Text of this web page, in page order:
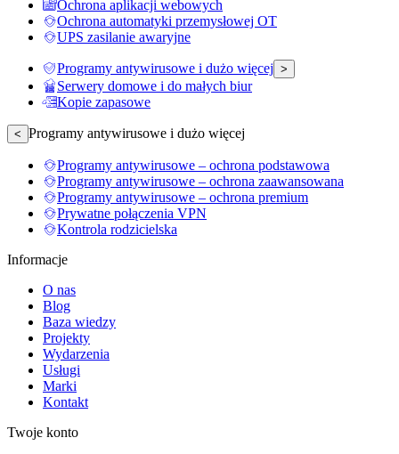
Ochrona aplikacji webowych
Ochrona automatyki przemysłowej OT
UPS zasilanie awaryjne
Programy antywirusowe i dużo więcej >
Serwery domowe i do małych biur
Kopie zapasowe
< Programy antywirusowe i dużo więcej
Programy antywirusowe – ochrona podstawowa
Programy antywirusowe – ochrona zaawansowana
Programy antywirusowe – ochrona premium
Prywatne połączenia VPN
Kontrola rodzicielska
Informacje
O nas
Blog
Baza wiedzy
Projekty
Wydarzenia
Usługi
Marki
Kontakt
Twoje konto